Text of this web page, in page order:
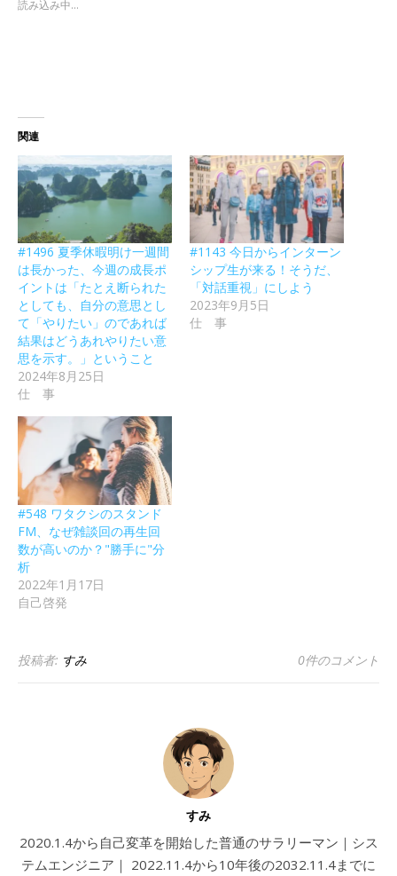
読み込み中...
関連
#1496 夏季休暇明け一週間
は長かった、今週の成長ポ
イントは「たとえ断られた
としても、自分の意思とし
て「やりたい」のであれば
結果はどうあれやりたい意
思を示す。」ということ
2024年8月25日
仕 事
#1143 今日からインターン
シップ生が来る！そうだ、
「対話重視」にしよう
2023年9月5日
仕 事
#548 ワタクシのスタンド
FM、なぜ雑談回の再生回
数が高いのか？"勝手に"分
析
2022年1月17日
自己啓発
投稿者: すみ 0件のコメント
すみ
2020.1.4から自己変革を開始した普通のサラリーマン｜シス
テムエンジニア｜ 2022.11.4から10年後の2032.11.4までに